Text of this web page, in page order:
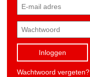
Inloggen
Wachtwoord vergeten?